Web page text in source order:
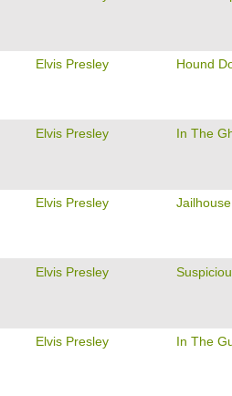
Elvis Presley Hound
Elvis Presley In The
Elvis Presley
Elvis Presley
Elvis Presley In The